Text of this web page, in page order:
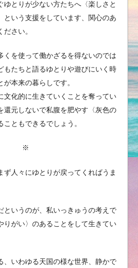
ゆとりが少ない方たちへ〈楽しさと
という支援をしています、関心のあ
さい。
を使って働かざるを得ないのでは
もたちと語るゆとりや遊びにいく時
本来の暮らしです。
化的に生きていくことを奪ってい
還元しないで私腹を肥やす〈灰色の
ともできるでしょう。
※
人々にゆとりが戻ってくればうま
いうのが、私いっきゅうの考えで
りがい〉のあることをして生きてい
いわゆる天国の様な世界、静かで